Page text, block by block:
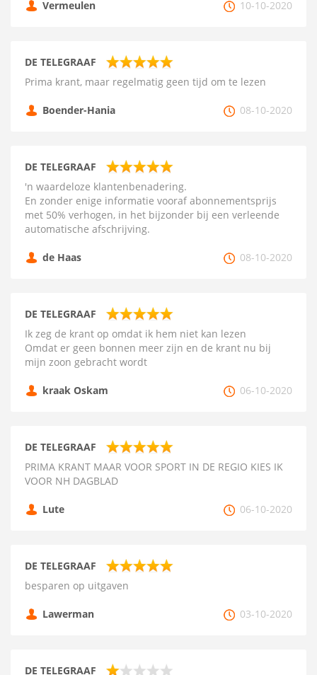
Vermeulen 10-10-2020
DE TELEGRAAF
Prima krant, maar regelmatig geen tijd om te lezen
Boender-Hania 08-10-2020
DE TELEGRAAF
'n waardeloze klantenbenadering.
En zonder enige informatie vooraf abonnementsprijs
met 50% verhogen, in het bijzonder bij een verleende
automatische afschrijving.
de Haas 08-10-2020
DE TELEGRAAF
Ik zeg de krant op omdat ik hem niet kan lezen
Omdat er geen bonnen meer zijn en de krant nu bij
mijn zoon gebracht wordt
kraak Oskam 06-10-2020
DE TELEGRAAF
PRIMA KRANT MAAR VOOR SPORT IN DE REGIO KIES IK
VOOR NH DAGBLAD
Lute 06-10-2020
DE TELEGRAAF
besparen op uitgaven
Lawerman 03-10-2020
DE TELEGRAAF